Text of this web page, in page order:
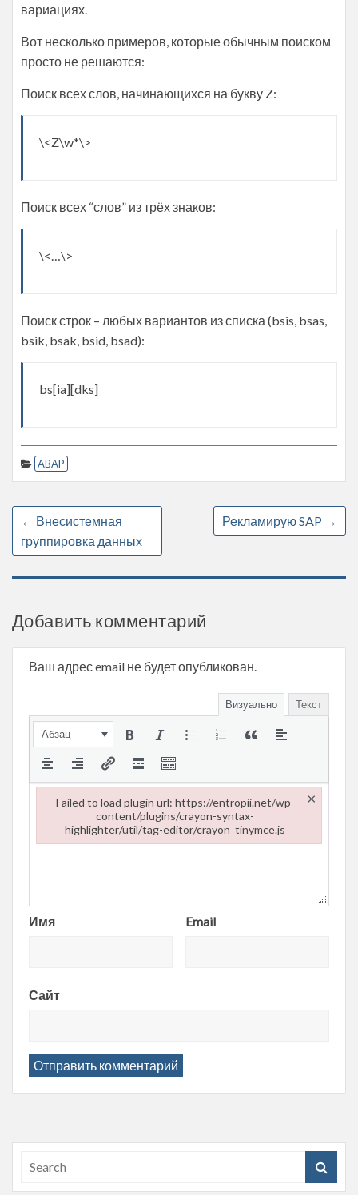
вариациях.
Вот несколько примеров, которые обычным поиском
просто не решаются:
Поиск всех слов, начинающихся на букву Z:
\<Z\w*\>
Поиск всех “слов” из трёх знаков:
\<…\>
Поиск строк – любых вариантов из списка (bsis, bsas,
bsik, bsak, bsid, bsad):
bs[ia][dks]
ABAP
← Внесистемная
группировка данных
Рекламирую SAP →
Добавить комментарий
Ваш адрес email не будет опубликован.
Визуально Текст
Абзац
Имя Email
Сайт
Failed to load plugin url: https://entropii.net/wp-
content/plugins/crayon-syntax-
highlighter/util/tag-editor/crayon_tinymce.js
×
Failed to load plugin url: https://entropii.net/wp-content/